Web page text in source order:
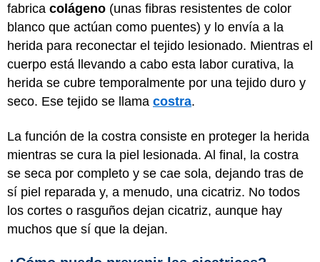
fabrica colágeno (unas fibras resistentes de color
blanco que actúan como puentes) y lo envía a la
herida para reconectar el tejido lesionado. Mientras el
cuerpo está llevando a cabo esta labor curativa, la
herida se cubre temporalmente por una tejido duro y
seco. Ese tejido se llama costra.
La función de la costra consiste en proteger la herida
mientras se cura la piel lesionada. Al final, la costra
se seca por completo y se cae sola, dejando tras de
sí piel reparada y, a menudo, una cicatriz. No todos
los cortes o rasguños dejan cicatriz, aunque hay
muchos que sí que la dejan.